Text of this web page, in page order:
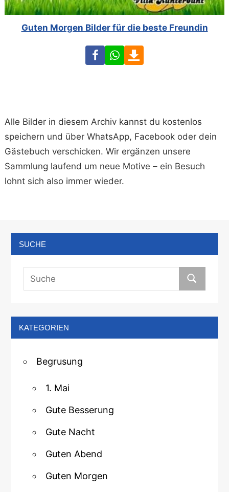
Guten Morgen Bilder für die beste Freundin
FacebookWhatsApp
Alle Bilder in diesem Archiv kannst du kostenlos
speichern und über WhatsApp, Facebook oder dein
Gästebuch verschicken. Wir ergänzen unsere
Sammlung laufend um neue Motive – ein Besuch
lohnt sich also immer wieder.
SUCHE
KATEGORIEN
Begrusung
1. Mai
Gute Besserung
Gute Nacht
Guten Abend
Guten Morgen